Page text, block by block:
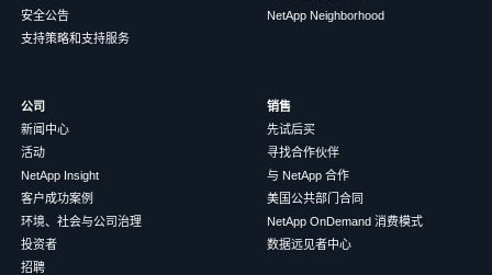
安全公告
支持策略和支持服务
NetApp Neighborhood
公司
新闻中心
活动
NetApp Insight
客户成功案例
环境、社会与公司治理
投资者
招聘
销售
先试后买
寻找合作伙伴
与 NetApp 合作
美国公共部门合同
NetApp OnDemand 消费模式
数据远见者中心